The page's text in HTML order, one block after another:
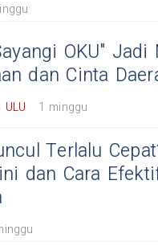
OKU"
dan Cinta
ULU 1 minggu
Terlalu
dan Cara